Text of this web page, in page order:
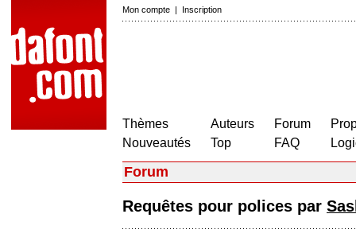
Mon compte | Inscription
Thèmes
Nouveautés
Auteurs
Top
Forum
FAQ
Forum
Requêtes pour polices par